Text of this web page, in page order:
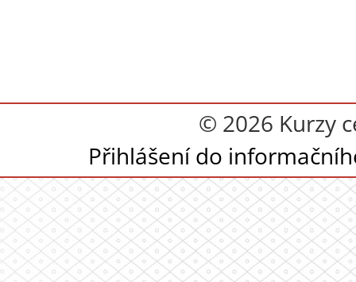
© 2026 Kurzy
Přihlášení do